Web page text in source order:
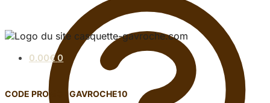
0.00€ 0
CODE PROMO : GAVROCHE10